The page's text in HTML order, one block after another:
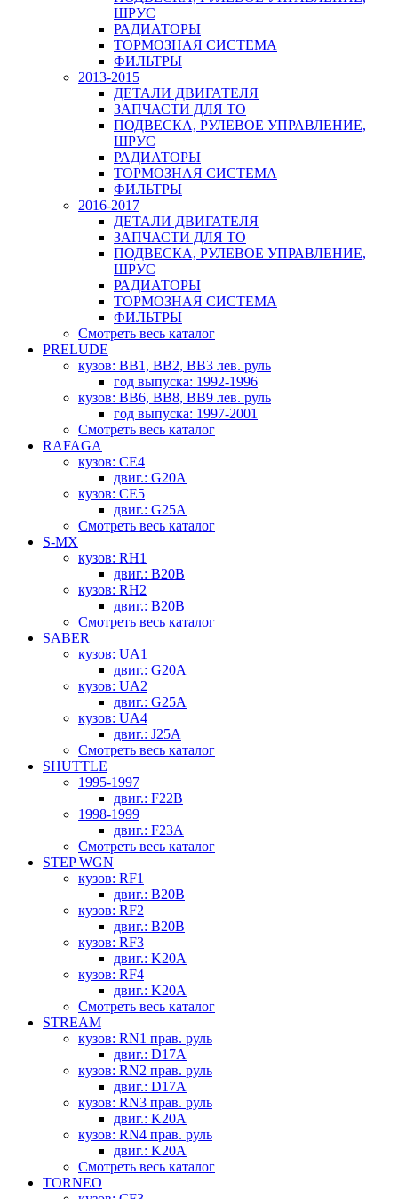
ШРУС
РАДИАТОРЫ
ТОРМОЗНАЯ СИСТЕМА
ФИЛЬТРЫ
2013-2015
ДЕТАЛИ ДВИГАТЕЛЯ
ЗАПЧАСТИ ДЛЯ ТО
ПОДВЕСКА, РУЛЕВОЕ УПРАВЛЕНИЕ,
ШРУС
РАДИАТОРЫ
ТОРМОЗНАЯ СИСТЕМА
ФИЛЬТРЫ
2016-2017
ДЕТАЛИ ДВИГАТЕЛЯ
ЗАПЧАСТИ ДЛЯ ТО
ПОДВЕСКА, РУЛЕВОЕ УПРАВЛЕНИЕ,
ШРУС
РАДИАТОРЫ
ТОРМОЗНАЯ СИСТЕМА
ФИЛЬТРЫ
Смотреть весь каталог
PRELUDE
кузов: BB1, BB2, BB3 лев. руль
год выпуска: 1992-1996
кузов: BB6, BB8, BB9 лев. руль
год выпуска: 1997-2001
Смотреть весь каталог
RAFAGA
кузов: CE4
двиг.: G20A
кузов: CE5
двиг.: G25A
Смотреть весь каталог
S-MX
кузов: RH1
двиг.: B20B
кузов: RH2
двиг.: B20B
Смотреть весь каталог
SABER
кузов: UA1
двиг.: G20A
кузов: UA2
двиг.: G25A
кузов: UA4
двиг.: J25A
Смотреть весь каталог
SHUTTLE
1995-1997
двиг.: F22B
1998-1999
двиг.: F23A
Смотреть весь каталог
STEP WGN
кузов: RF1
двиг.: B20B
кузов: RF2
двиг.: B20B
кузов: RF3
двиг.: K20A
кузов: RF4
двиг.: K20A
Смотреть весь каталог
STREAM
кузов: RN1 прав. руль
двиг.: D17A
кузов: RN2 прав. руль
двиг.: D17A
кузов: RN3 прав. руль
двиг.: K20A
кузов: RN4 прав. руль
двиг.: K20A
Смотреть весь каталог
TORNEO